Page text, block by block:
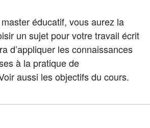
éducatif, vous aurez la
un sujet pour votre travail écrit
d’appliquer les connaissances
à la pratique de
aussi les objectifs du cours.